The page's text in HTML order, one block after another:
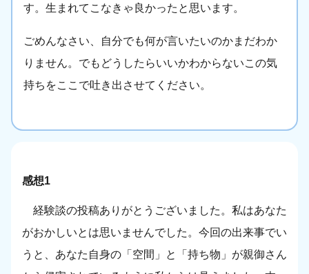
す。生まれてこなきゃ良かったと思います。
ごめんなさい、自分でも何が言いたいのかまだわか
りません。でもどうしたらいいかわからないこの気
持ちをここで吐き出させてください。
感想1
経験談の投稿ありがとうございました。私はあなた
がおかしいとは思いませんでした。今回の出来事でい
うと、あなた自身の「空間」と「持ち物」が親御さん